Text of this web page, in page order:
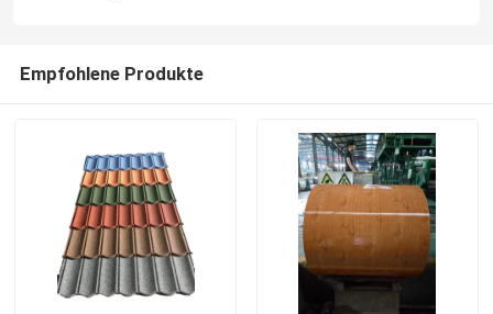
Printech Farbbeschichtete Spirale
Farbüberzogene Aluminiumspule
Aluzinkstahlspule
Metalldach und -verkleidung
Empfohlene Produkte